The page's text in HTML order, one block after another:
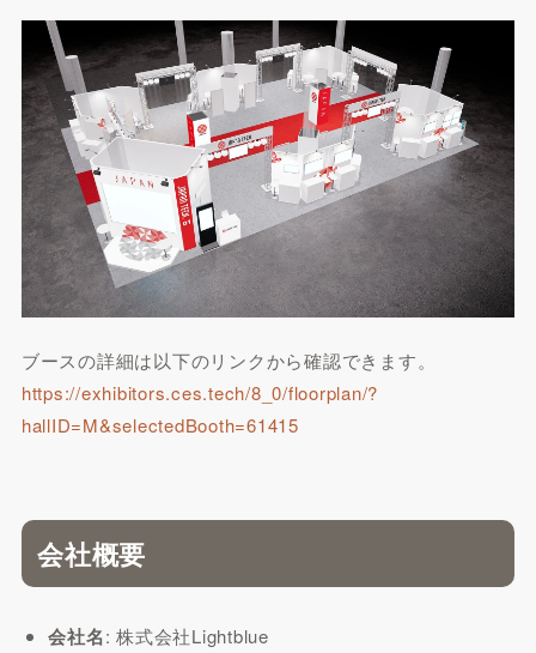
ブースの詳細は以下のリンクから確認できます。
https://exhibitors.ces.tech/8_0/floorplan/?
hallID=M&selectedBooth=61415
会社概要
会社名: 株式会社Lightblue